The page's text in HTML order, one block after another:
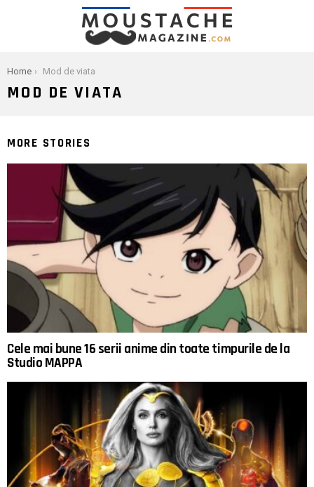
You are here:
Home Mod de viata
MOD DE VIATA
MORE STORIES
Cele mai bune 16 serii anime din toate timpurile de la
Studio MAPPA